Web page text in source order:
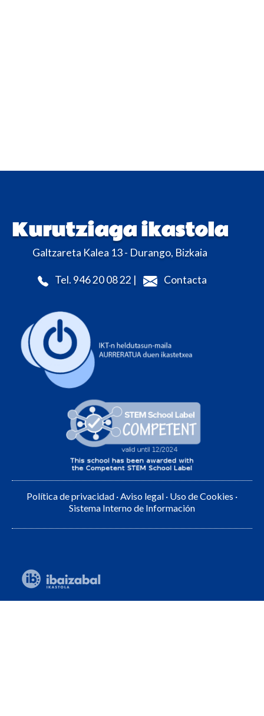
Kurutziaga ikastola
Galtzareta Kalea 13 - Durango, Bizkaia
Tel. 946 20 08 22 | Contacta
Política de privacidad ·Aviso legal · Uso de Cookies ·
Sistema Interno de Información